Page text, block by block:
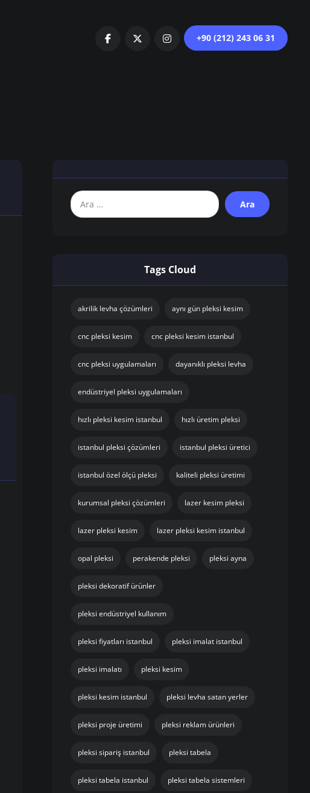
+90 (212) 243 06 31
Tags Cloud
akrilik levha çözümleri aynı gün pleksi kesim
cnc pleksi kesim cnc pleksi kesim istanbul
cnc pleksi uygulamaları dayanıklı pleksi levha
endüstriyel pleksi uygulamaları
hızlı pleksi kesim istanbul hızlı üretim pleksi
istanbul pleksi çözümleri istanbul pleksi üretici
istanbul özel ölçü pleksi kaliteli pleksi üretimi
kurumsal pleksi çözümleri lazer kesim pleksi
lazer pleksi kesim lazer pleksi kesim istanbul
opal pleksi perakende pleksi pleksi ayna
pleksi dekoratif ürünler
pleksi endüstriyel kullanım
pleksi fiyatları istanbul pleksi imalat istanbul
pleksi imalatı pleksi kesim
pleksi kesim istanbul pleksi levha satan yerler
pleksi proje üretimi pleksi reklam ürünleri
pleksi sipariş istanbul pleksi tabela
pleksi tabela istanbul pleksi tabela sistemleri